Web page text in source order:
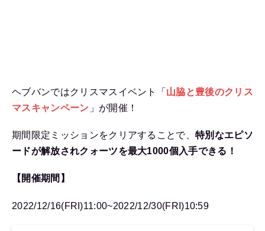
ヘブバンではクリスマスイベント「 山脇と豊後のクリス
マスキャンペーン 」が開催！
期間限定ミッションをクリアすることで、特別なエピソ
ードが解放されクォーツを最大1000個入手できる！
【開催期間】
2022/12/16(FRI)11:00~2022/12/30(FRI)10:59